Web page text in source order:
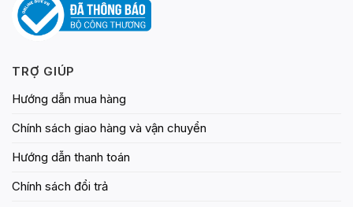
TRỢ GIÚP
Hướng dẫn mua hàng
Chính sách giao hàng và vận chuyển
Hướng dẫn thanh toán
Chính sách đổi trả